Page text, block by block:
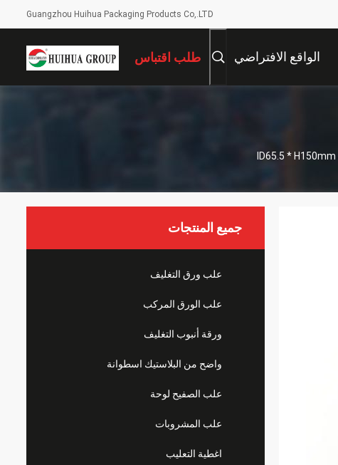
Guangzhou Huihua Packaging Products Co,.LTD
الواقع الافتراضي طلب اقتباس
جميع المنتجات
علب ورق التغليف
علب الورق المركب
ورقة أنبوب التغليف
واضح من البلاستيك اسطوانة
علب الصفيح لوحة
علب المشروبات
اغطية التعليب